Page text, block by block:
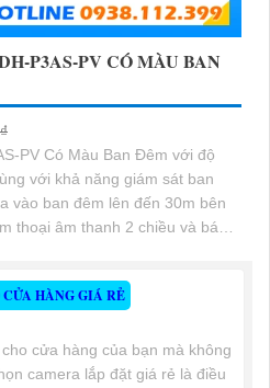
P3AS-PV CÓ MÀU BAN
PV Có Màu Ban Đêm với độ
với khả năng giám sát ban
vào ban đêm lên đến 30m bên
thoại âm thanh 2 chiều và báo
HÀNG GIÁ RẺ
cửa hàng của bạn mà không
camera lắp đặt giá rẻ là điều